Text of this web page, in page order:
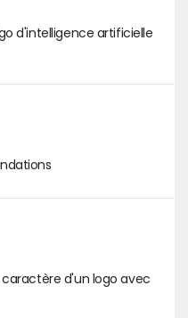
d'intelligence artificielle
d'un logo avec